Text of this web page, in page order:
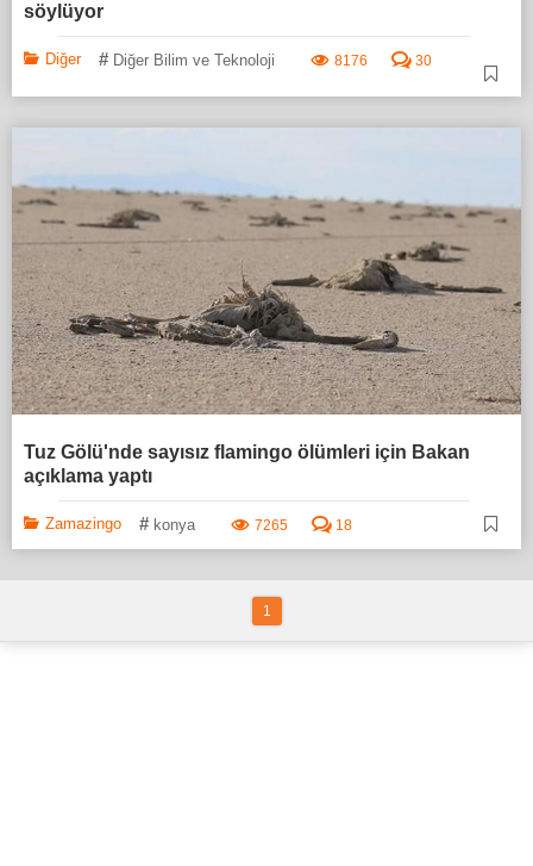
söylüyor
Diğer # Diğer Bilim ve Teknoloji 8176 30
Tuz Gölü'nde sayısız flamingo ölümleri için Bakan
açıklama yaptı
Zamazingo # konya 7265 18
1